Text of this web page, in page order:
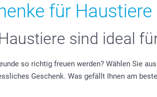
für
sind ideal
so richtig freuen werden? Wählen Sie
Geschenk. Was gefällt Ihnen am